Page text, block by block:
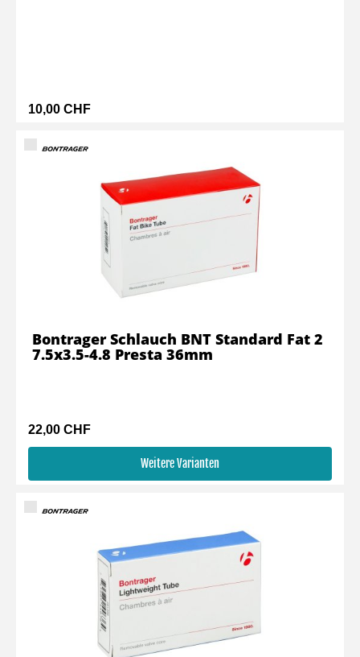
10,00 CHF
22,00 CHF
Weitere Varianten
Bontrager Schlauch BNT Standard Fat 2
7.5x3.5-4.8 Presta 36mm